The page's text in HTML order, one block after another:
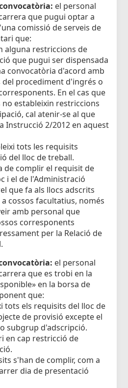
el personal
que pugui optar a
comissió de serveis de
que:
alguna restriccions de
que pugui ser dispensada
convocatòria d'acord amb
del procediment d'ingrés o
En el cas que
no estableixin restriccions
cal atenir-se al que
Instrucció 2/2012 en aquest
tots les requisits
del lloc de treball.
de complir el requisit de
i el de l'Administració
que fa als llocs adscrits
cossos facultatius, només
amb personal que
corresponents
per la Relació de
el personal
que es trobi en la
en la borsa de
que:
tots els requisits del lloc de
de provisió excepte el
subgrup d'adscripció.
en cap restricció de
s'han de complir, com a
dia de presentació